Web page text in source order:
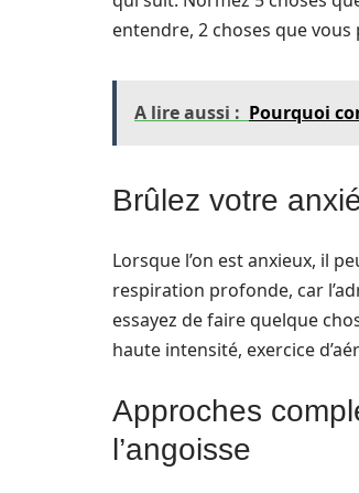
entendre, 2 choses que
A lire aussi : Pourquoi
Brûlez votre
Lorsque l’on est anxieux, il
respiration profonde, car
essayez de faire quelque
haute intensité, exercice
Approches
l’angoisse